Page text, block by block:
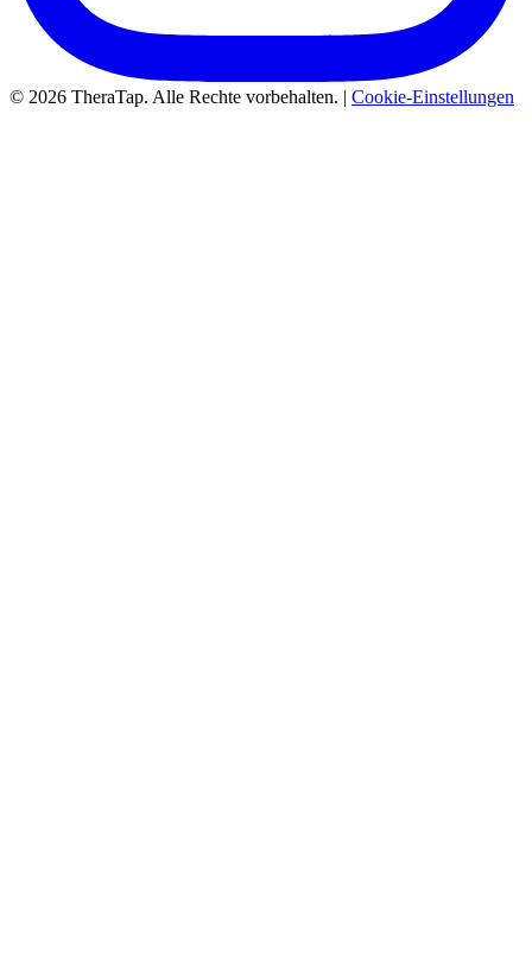
© 2026 TheraTap. Alle Rechte vorbehalten. | Cookie-Einstellungen